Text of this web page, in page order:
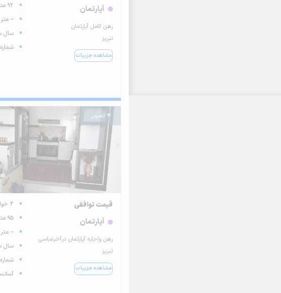
آپارتمان
رهن کامل آپارتمان
تبریز
مشاهده جزییات
92 متر زیربنا
--
سال
4 تصویر
قیمت توافقی
آپارتمان
رهن واجاره آپارتمان درآخرعباسی
تبریز
مشاهده جزییات
2 خواب
95 متر زیربنا
--
سال